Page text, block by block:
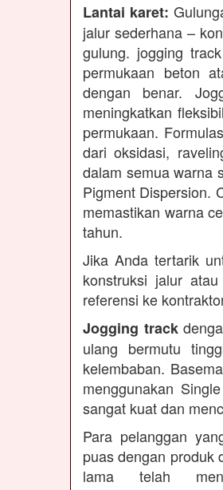
Lantai karet:
jalur sederhana –
gulung. jogging
permukaan beton
dengan benar.
meningkatkan
permukaan.
dari oksidasi,
dalam semua warna
Pigment Dispersion.
memastikan warna
tahun.
Jika Anda tertarik
konstruksi jalur
referensi ke
Jogging track
ulang bermutu
kelembaban.
menggunakan
sangat kuat dan
Para pelanggan
puas dengan produk
lama telah